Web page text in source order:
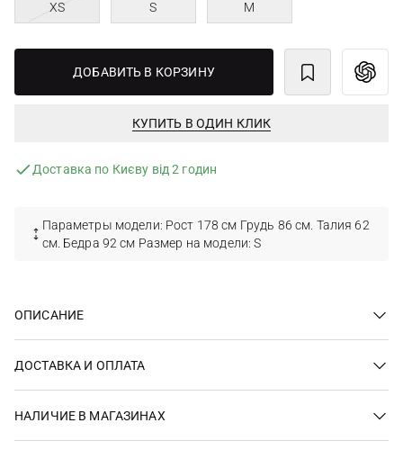
XS S M
ДОБАВИТЬ В КОРЗИНУ
КУПИТЬ В ОДИН КЛИК
Доставка по Києву від 2 годин
Параметры модели: Рост 178 см Грудь 86 см. Талия 62
см. Бедра 92 см Размер на модели: S
ОПИСАНИЕ
ДОСТАВКА И ОПЛАТА
НАЛИЧИЕ В МАГАЗИНАХ